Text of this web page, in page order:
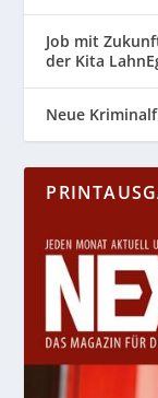
Job mit
der Kita
Neue